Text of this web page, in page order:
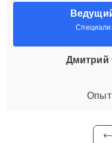
Дмитрий
Опыт